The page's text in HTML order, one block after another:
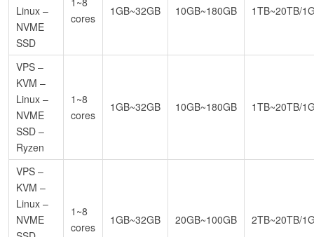
Linux –
NVME
SSD
cores
1GB~32GB 10GB~180GB 1TB~20TB/
VPS –
KVM –
Linux –
NVME
SSD –
Ryzen
1~8
cores
1GB~32GB 10GB~180GB 1TB~20TB/
VPS –
KVM –
Linux –
NVME
1~8
cores
1GB~32GB 20GB~100GB 2TB~20TB/